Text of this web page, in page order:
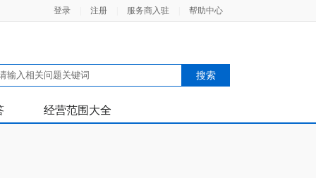
登录 注册 服务商入驻 帮助中心
经营范围大全